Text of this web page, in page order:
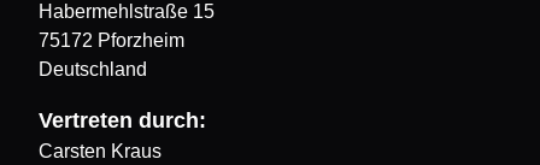
Habermehlstraße 15
75172 Pforzheim
Deutschland
Vertreten durch:
Carsten Kraus